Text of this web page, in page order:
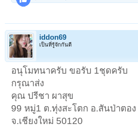
iddon69
เป็นที่รู้จักกันดี
อนุโมทนาครับ ขอรับ 1ชุดครับ
กรุณาส่ง
คุณ ปรีชา ผาสุข
99 หมู่1 ต.ทุ่งสะโตก อ.สันป่าตอง
จ.เชียงใหม่ 50120